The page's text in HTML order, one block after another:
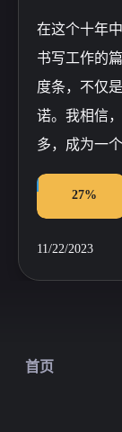
在这个十年
书写工作的
度条，不仅
诺。我相信
多，成为一
27%
11/22/2023
首页